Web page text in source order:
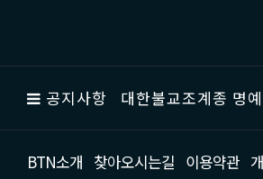
공지사항 대한불교조계종 명
BTN소개 찾아오시는길 이용약관